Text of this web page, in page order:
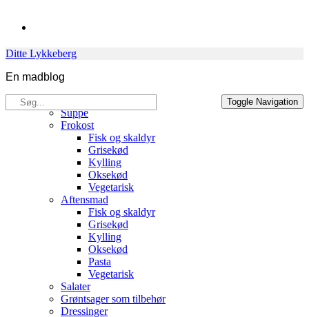
Ditte Lykkeberg
En madblog
Søg
efter:
Toggle Navigation
Opskrifter
Suppe
Frokost
Fisk og skaldyr
Grisekød
Kylling
Oksekød
Vegetarisk
Aftensmad
Fisk og skaldyr
Grisekød
Kylling
Oksekød
Pasta
Vegetarisk
Salater
Grøntsager som tilbehør
Dressinger